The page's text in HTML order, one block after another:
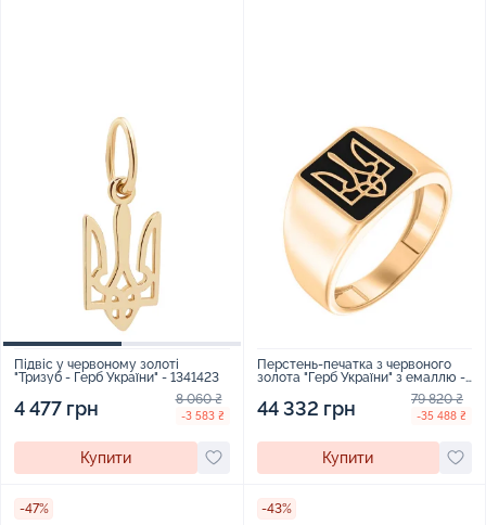
Підвіс у червоному золоті
"Тризуб - Герб України" - 1341423
4 477 грн 8 060 ₴
-3 583 ₴
Купити
Перстень-печатка з червоного
золота "Герб України" з емаллю -
44 332 грн 79 820 ₴
-35 488 ₴
Купити
-47% -43%